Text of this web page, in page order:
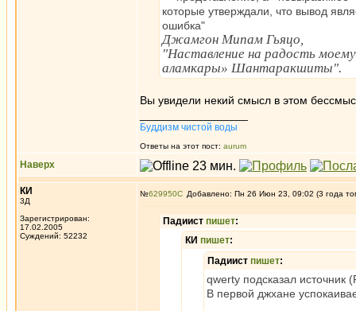
которые утверждали, что вывод
ошибка"
Джамгон Мипам Гьяцо,
"Наставление на радость
аламкары» Шантаракшиты".
Вы увидели некий смысл в этом
Буддизм чистой воды
Ответы на этот пост: aurum
Наверх
КИ
3Д
Зарегистрирован:
17.02.2005
Суждений: 52232
№629950 Добавлено: Пн 26 Июн 23, 09:02 (3 года
Падиист пишет:
КИ пишет:
Падиист пишет:
qwerty подсказал источник
В первой джхане